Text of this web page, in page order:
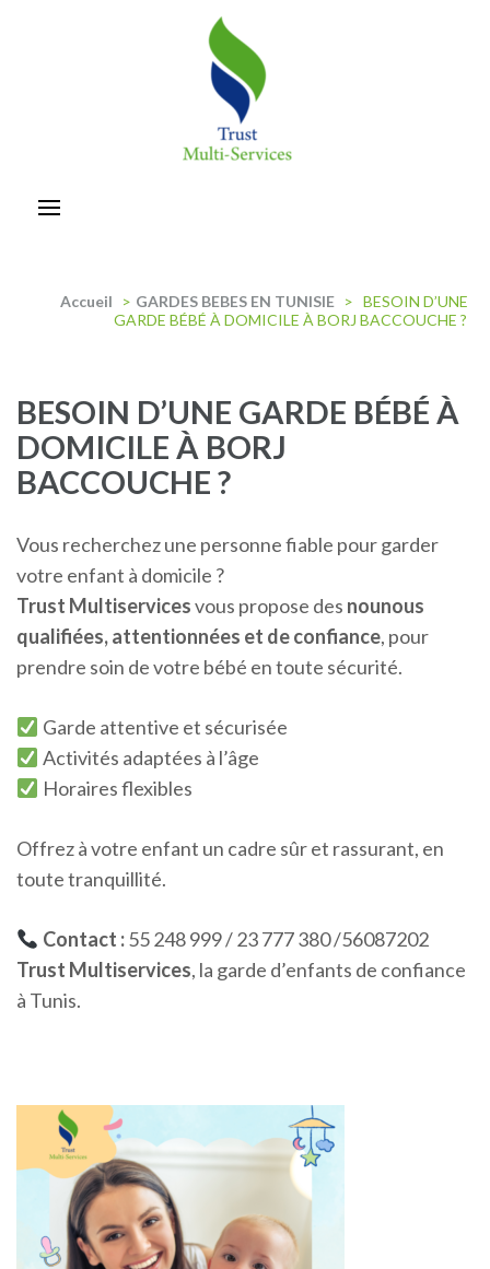
Accueil > GARDES BEBES EN TUNISIE > BESOIN D’UNE
GARDE BÉBÉ À DOMICILE À BORJ BACCOUCHE ?
BESOIN D’UNE GARDE BÉBÉ À
DOMICILE À BORJ
BACCOUCHE ?
Vous recherchez une personne fiable pour garder
votre enfant à domicile ?
Trust Multiservicesvous propose des nounous
qualifiées, attentionnées et de confiance, pour
prendre soin de votre bébé en toute sécurité.
Garde attentive et sécurisée
Activités adaptées à l’âge
Horaires flexibles
Offrez à votre enfant un cadre sûr et rassurant, en
toute tranquillité.
Contact :55 248 999 / 23 777 380 /56087202
Trust Multiservices, la garde d’enfants de confiance
à Tunis.